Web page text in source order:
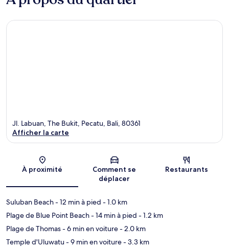
Carte
Jl. Labuan, The Bukit, Pecatu, Bali, 80361
Afficher la carte
À proximité
Comment se
déplacer
Restaurants
Suluban Beach- 12 min à pied - 1.0 km
Plage de Blue Point Beach- 14 min à pied - 1.2 km
Plage de Thomas- 6 min en voiture- 2.0 km
Temple d'Uluwatu- 9 min en voiture- 3.3 km